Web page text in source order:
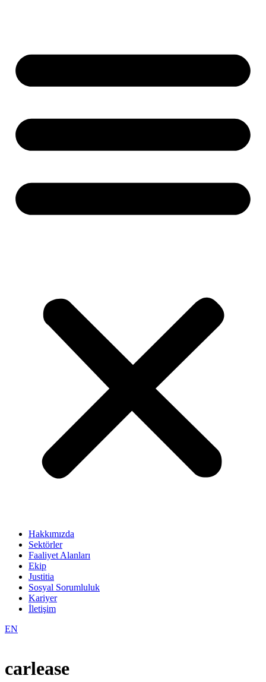
Hakkımızda
Sektörler
Faaliyet Alanları
Ekip
Justitia
Sosyal Sorumluluk
Kariyer
İletişim
EN
carlease